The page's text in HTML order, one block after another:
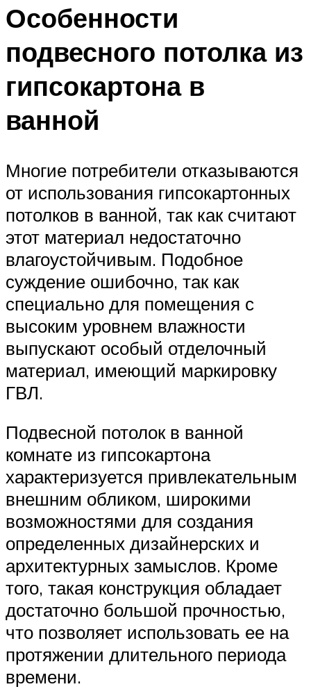
Особенности
подвесного потолка из
гипсокартона в
ванной
Многие потребители отказываются
от использования гипсокартонных
потолков в ванной, так как считают
этот материал недостаточно
влагоустойчивым. Подобное
суждение ошибочно, так как
специально для помещения с
высоким уровнем влажности
выпускают особый отделочный
материал, имеющий маркировку
ГВЛ.
Подвесной потолок в ванной
комнате из гипсокартона
характеризуется привлекательным
внешним обликом, широкими
возможностями для создания
определенных дизайнерских и
архитектурных замыслов. Кроме
того, такая конструкция обладает
достаточно большой прочностью,
что позволяет использовать ее на
протяжении длительного периода
времени.